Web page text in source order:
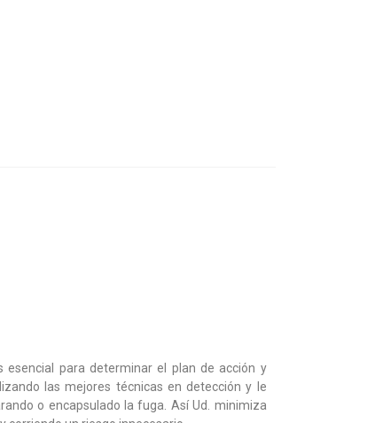
para determinar el plan de acción y
las mejores técnicas en detección y le
o encapsulado la fuga. Así Ud. minimiza